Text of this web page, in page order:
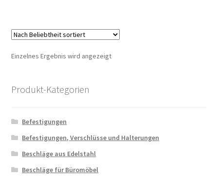
Einzelnes Ergebnis wird angezeigt
Produkt-Kategorien
Befestigungen
Befestigungen, Verschlüsse und Halterungen
Beschläge aus Edelstahl
Beschläge für Büromöbel